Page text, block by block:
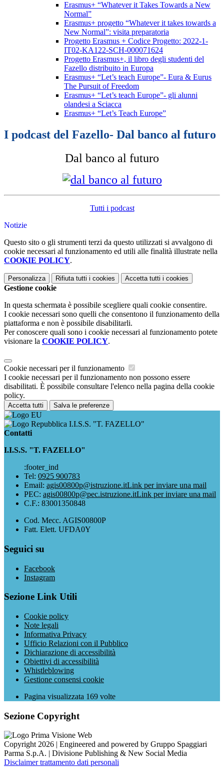
Erasmus+ “Whatever it Takes Towards a New
Normal”
Erasmus+ progetto “Whatever it takes towards a
New Normal”: visita preparatoria
Progetto Erasmus + Codice Progetto: 2022-1-
IT02-KA122-SCH-000071624
Progetto Erasmus+, il libro degli studenti del
Fazello distribuito in Europa
Erasmus+ “Let’s teach Europe”- Eura & Eurus
The Pursuit of Freedom
Erasmus+ “Let’s teach Europe”- gli alunni
olandesi a Sciacca
Erasmus+ “Let’s Teach Europe”
I podcast del Fazello- Dal banco al futuro
Dal banco al futuro
Tutti i podcast
Notizie
Questo sito o gli strumenti terzi da questo utilizzati si avvalgono di
cookie necessari al funzionamento ed utili alle finalità illustrate nella
COOKIE POLICY.
Personalizza Rifiuta tutti i cookies Accetta tutti i cookies
Gestione cookie
In questa schermata è possibile scegliere quali cookie consentire.
I cookie necessari sono quelli che consentono il funzionamento della
piattaforma e non è possibile disabilitarli.
Per conoscere quali sono i cookie necessari al funzionamento potete
visionare la COOKIE POLICY.
Cookie necessari per il funzionamento
I cookie necessari per il funzionamento non possono essere
disabilitati. È possibile consultare l'elenco nella pagina della cookie
policy.
Accetta tutti Salva le preferenze
I.I.S.S. "T. FAZELLO"
Contatti
I.I.S.S. "T. FAZELLO"
:footer_ind
Tel: 0925 900783
Email: agis00800p@istruzione.itLink per inviare una mail
PEC: agis00800p@pec.istruzione.itLink per inviare una mail
C.F.: 83001350848
Cod. Mecc. AGIS00800P
Fatt. Elett. UFDA0Y
Seguici su
Facebook
Instagram
Sezione Link Utili
Cookie policy
Note legali
Informativa Privacy
Ufficio Relazioni con il Pubblico
Dichiarazione di accessibilità
Obiettivi di accessibilità
Whistleblowing
Gestione consensi cookie
Pagina visualizzata 169 volte
Sezione Copyright
Copyright 2026 | Engineered and powered by Gruppo Spaggiari
Parma S.p.A. | Divisione Publishing & New Social Media
Disclaimer trattamento dati personali